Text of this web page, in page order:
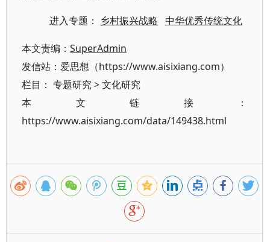
进入专题： 乡村振兴战略 中华优秀传统文化
本文责编： SuperAdmin
发信站：爱思想（https://www.aisixiang.com）
栏目： 专题研究>文化研究
本文链接：
https://www.aisixiang.com/data/149438.html